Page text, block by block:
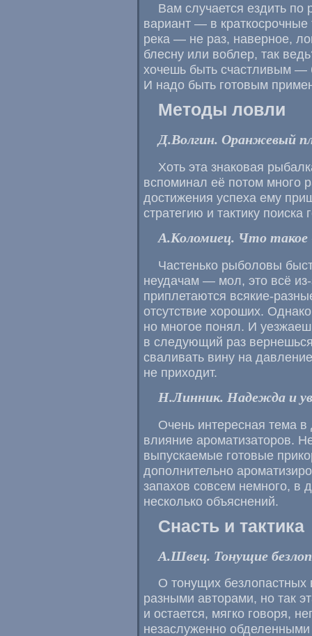
Вам случается ездить по
вариант — в краткосрочные
река — не раз, наверное,
блесну или воблер, так
хочешь быть счастливым —
И надо быть готовым
Методы ловли
Д.Волгин. Оранжевый
Хоть эта знаковая
вспоминал её потом много
достижения успеха ему
стратегию и тактику
А.Коломиец. Что такое
Частенько рыболовы
неудачам — мол, это всё
приплетаются всякие-
отсутствие хороших.
но многое понял. И
в следующий раз
сваливать вину на
не приходит.
Н.Линник. Надежда и
Очень интересная тема
влияние ароматизаторов.
выпускаемые готовые
дополнительно
запахов совсем немного, в
несколько объяснений.
Снасть и тактика
А.Швец. Тонущие
О тонущих безлопастных
разными авторами, но так
и остается, мягко говоря,
незаслуженно